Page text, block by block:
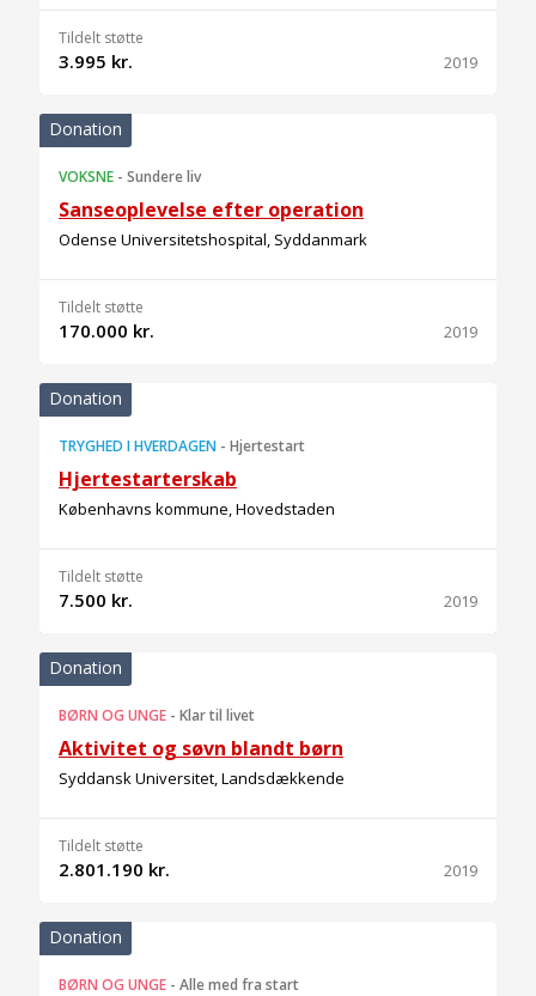
Tildelt støtte
3.995 kr. 2019
Donation
VOKSNE - Sundere liv
Sanseoplevelse efter operation
Odense Universitetshospital, Syddanmark
Tildelt støtte
170.000 kr. 2019
Donation
TRYGHED I HVERDAGEN - Hjertestart
Hjertestarterskab
Københavns kommune, Hovedstaden
Tildelt støtte
7.500 kr. 2019
Donation
BØRN OG UNGE - Klar til livet
Aktivitet og søvn blandt børn
Syddansk Universitet, Landsdækkende
Tildelt støtte
2.801.190 kr. 2019
Donation
BØRN OG UNGE - Alle med fra start